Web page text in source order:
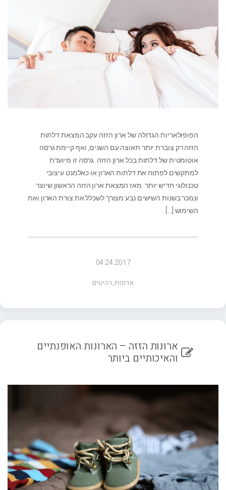
הפופולאריות הגדולה של ארון הזזה עקב המצאת דלתות
הזזה רק צוברת יותר תאוצה עם השנים, ואף קיימת גרסה
אוטומטית של דלתות בכל ארון הזזה. גרסה זו מיועדת
למתקשים לפתוח את דלתות הארון או כאלמנט עיצובי
טכנולוגי חדיש יותר. מאז המצאת ארון הזזה הראשון שיוצר
ונמכר בשנות השישים נבע מצורך לשכלל את צורת הארון ואת
השימוש […]
04.24.2017
ארונות,רהיטים
ארונות הזזה – הארונות האופנתיים
והאיכותיים ביותר